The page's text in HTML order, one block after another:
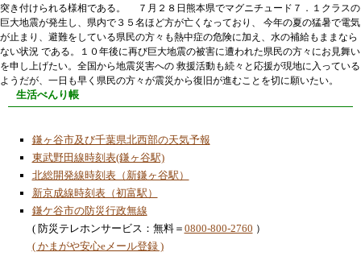
突き付けられる様相である。 ７月２８日熊本県でマグニチュード７．１クラスの
巨大地震が発生し、県内で３５名ほど方が亡くなっており、 今年の夏の猛暑で電気
が止まり、避難をしている県民の方々も熱中症の危険に加え、水の補給もままなら
ない状況 である。１０年後に再び巨大地震の被害に遭われた県民の方々にお見舞い
を申し上げたい。全国から地震災害への 救援活動も続々と応援が現地に入っている
ようだが、一日も早く県民の方々が震災から復旧が進むことを切に願いたい。
生活べんり帳
鎌ヶ谷市及び千葉県北西部の天気予報
東武野田線時刻表(鎌ヶ谷駅)
北総開発線時刻表（新鎌ヶ谷駅）
新京成線時刻表（初富駅）
鎌ケ谷市の防災行政無線
( 防災テレホンサービス：無料＝ 0800-800-2760 ）
( かまがや安心eメール登録 )